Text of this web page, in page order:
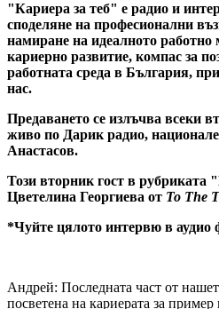
"Кариера за теб" е радио и
споделяне на професионални
намиране на идеалното работно
кариерно развитие, компас за
работната среда в България,
нас.
Предаването се излъчва всеки
живо по Дарик радио,
Анастасов.
Този вторник гост в рубриката
Цветелина Георгиева от To The
*Чуйте цялото интервю в аудио
Андрей: Последната част от
посветена на кариерата за